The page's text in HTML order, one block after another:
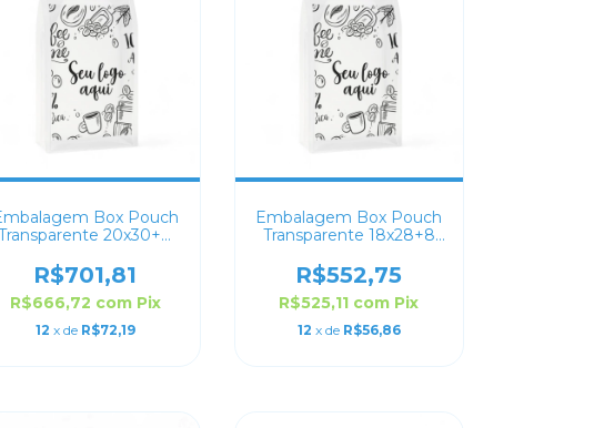
Box Pouch
20x30+8
R$701,81
R$666,72 com Pix
12 x de R$72,19
Embalagem Box Pouch
Transparente 18x28+8
R$552,75
R$525,11 com Pix
12 x de R$56,86